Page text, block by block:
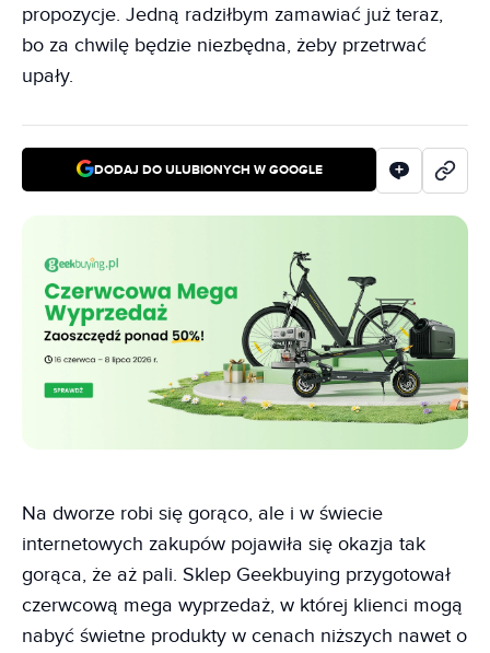
propozycje. Jedną radziłbym zamawiać już teraz,
bo za chwilę będzie niezbędna, żeby przetrwać
upały.
DODAJ DO ULUBIONYCH W GOOGLE
Na dworze robi się gorąco, ale i w świecie
internetowych zakupów pojawiła się okazja tak
gorąca, że aż pali. Sklep Geekbuying przygotował
czerwcową mega wyprzedaż, w której klienci mogą
nabyć świetne produkty w cenach niższych nawet o